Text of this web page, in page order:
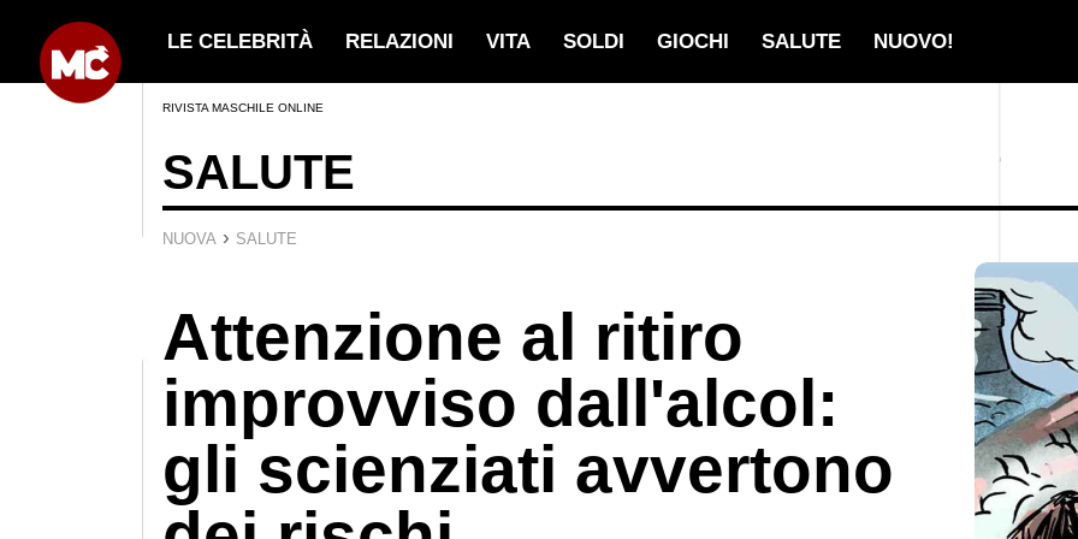
LE CELEBRITÀ RELAZIONI VITA SOLDI GIOCHI SALUTE NUOVO!
RIVISTA MASCHILE ONLINE
SALUTE
NUOVA › SALUTE
Attenzione al ritiro
improvviso dall'alcol:
gli scienziati avvertono